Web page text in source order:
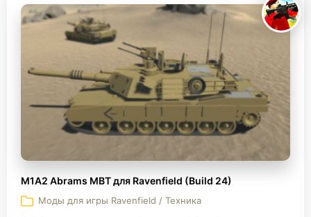
M1A2 Abrams MBT для Ravenfield (Build 24)
Моды для игры Ravenfield / Техника